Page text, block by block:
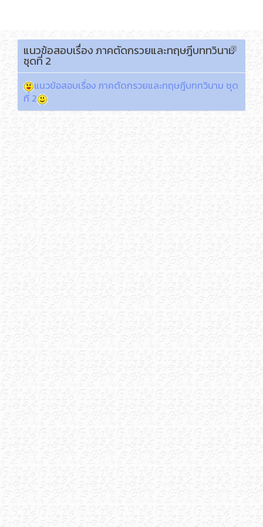
แนวข้อสอบเรื่อง ภาคตัดกรวยและทฤษฎีบททวินาม
ชุดที่ 2
แนวข้อสอบเรื่อง ภาคตัดกรวยและทฤษฎีบททวินาม ชุด
ที่ 2